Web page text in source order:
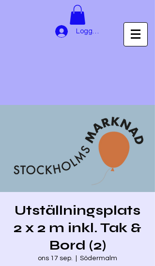
Logga in
Utställningsplats
2 x 2 m inkl. Tak &
Bord (2)
ons 17 sep. Södermalm